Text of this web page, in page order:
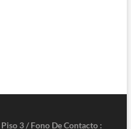
3 / Fono De Contacto :